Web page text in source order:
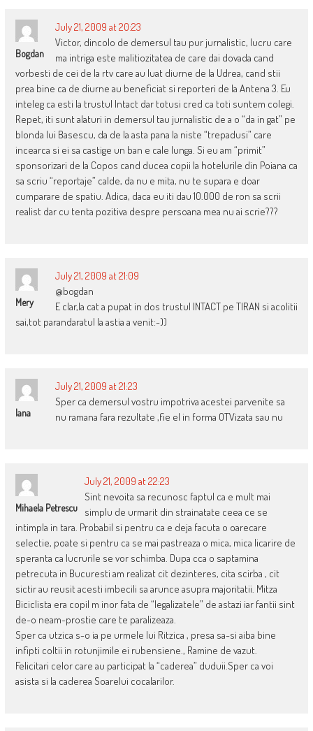
Bogdan
July 21, 2009 at 20:23
Victor, dincolo de demersul tau pur jurnalistic, lucru care
ma intriga este malitiozitatea de care dai dovada cand
vorbesti de cei de la rtv care au luat diurne de la Udrea, cand stii
prea bine ca de diurne au beneficiat si reporteri de la Antena 3. Eu
inteleg ca esti la trustul Intact dar totusi cred ca toti suntem colegi.
Repet, iti sunt alaturi in demersul tau jurnalistic de a o “da in gat” pe
blonda lui Basescu, da de la asta pana la niste “trepadusi” care
incearca si ei sa castige un ban e cale lunga. Si eu am “primit”
sponsorizari de la Copos cand ducea copii la hotelurile din Poiana ca
sa scriu “reportaje” calde, da nu e mita, nu te supara e doar
cumparare de spatiu. Adica, daca eu iti dau 10.000 de ron sa scrii
realist dar cu tenta pozitiva despre persoana mea nu ai scrie???
Mery
July 21, 2009 at 21:09
@bogdan
E clar,la cat a pupat in dos trustul INTACT pe TIRAN si acolitii
sai,tot parandaratul la astia a venit:-))
Iana
July 21, 2009 at 21:23
Sper ca demersul vostru impotriva acestei parvenite sa
nu ramana fara rezultate ,fie el in forma OTVizata sau nu
Mihaela Petrescu
July 21, 2009 at 22:23
Sint nevoita sa recunosc faptul ca e mult mai
simplu de urmarit din strainatate ceea ce se
intimpla in tara. Probabil si pentru ca e deja facuta o oarecare
selectie, poate si pentru ca se mai pastreaza o mica, mica licarire de
speranta ca lucrurile se vor schimba. Dupa cca o saptamina
petrecuta in Bucuresti am realizat cit dezinteres, cita scirba , cit
sictir au reusit acesti imbecili sa arunce asupra majoritatii. Mitza
Biciclista era copil m inor fata de “legalizatele” de astazi iar fantii sint
de-o neam-prostie care te paralizeaza.
Sper ca utzica s-o ia pe urmele lui Ritzica , presa sa-si aiba bine
infipti coltii in rotunjimile ei rubensiene., Ramine de vazut.
Felicitari celor care au participat la “caderea” duduii.Sper ca voi
asista si la caderea Soarelui cocalarilor.